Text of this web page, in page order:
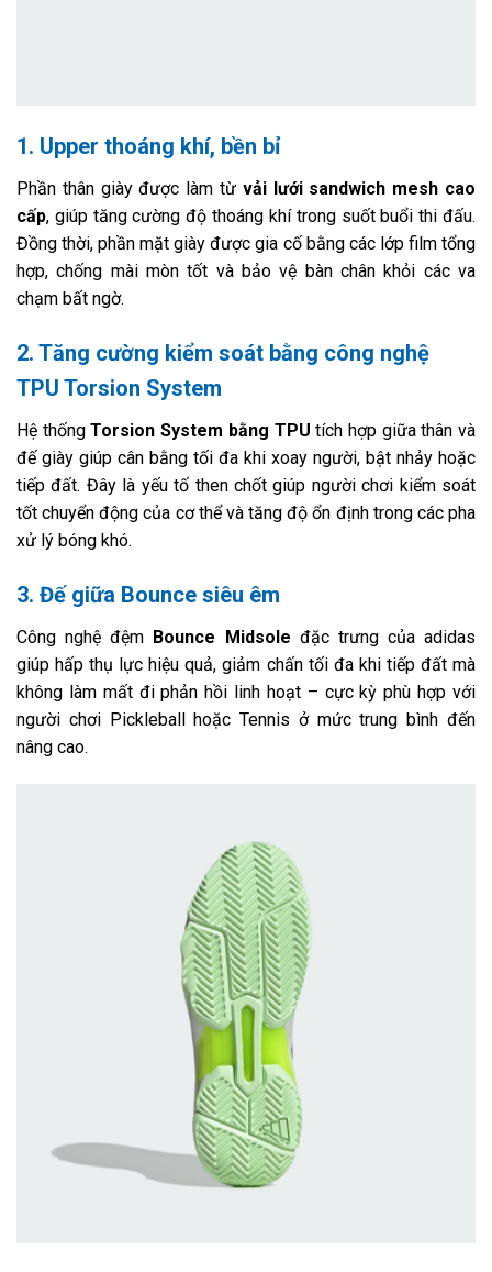
1. Upper thoáng khí, bền bỉ
Phần thân giày được làm từ vải lưới sandwich mesh cao
cấp, giúp tăng cường độ thoáng khí trong suốt buổi thi đấu.
Đồng thời, phần mặt giày được gia cố bằng các lớp film tổng
hợp, chống mài mòn tốt và bảo vệ bàn chân khỏi các va
chạm bất ngờ.
2. Tăng cường kiểm soát bằng công nghệ
TPU Torsion System
Hệ thốngTorsion System bằng TPU tích hợp giữa thân và
đế giày giúp cân bằng tối đa khi xoay người, bật nhảy hoặc
tiếp đất. Đây là yếu tố then chốt giúp người chơi kiểm soát
tốt chuyển động của cơ thể và tăng độ ổn định trong các pha
xử lý bóng khó.
3. Đế giữa Bounce siêu êm
Công nghệ đệm Bounce Midsole đặc trưng của adidas
giúp hấp thụ lực hiệu quả, giảm chấn tối đa khi tiếp đất mà
không làm mất đi phản hồi linh hoạt – cực kỳ phù hợp với
người chơi Pickleball hoặc Tennis ở mức trung bình đến
nâng cao.